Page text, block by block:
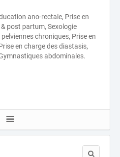
ano-rectale, Prise en
post partum, Sexologie
chroniques, Prise en
en charge des diastasis,
abdominales.